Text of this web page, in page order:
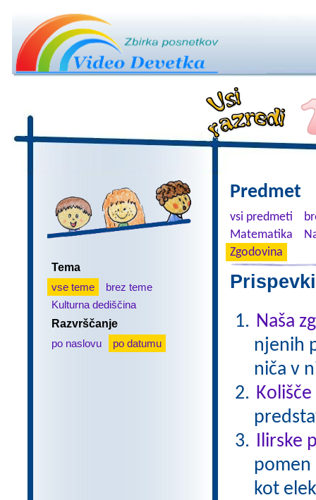
Tema
vse teme
brez teme
Kulturna dediščina
Razvrščanje
po naslovu
po datumu
Predmet
vsi predmeti
Matematika
Zgodovina
Naša
njenih
niča v
Ilirske
pomen
kot